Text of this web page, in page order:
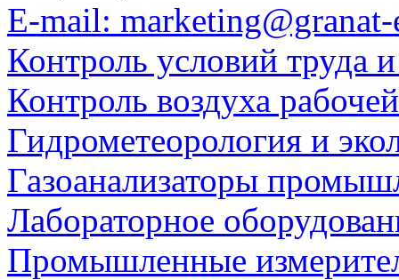
E-mail:
Контроль условий труда
Контроль воздуха
Гидрометеорология и
Газоанализаторы
Лабораторное
Промышленные